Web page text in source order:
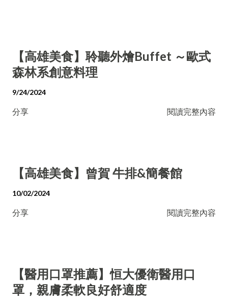
【高雄美食】聆聽外燴Buffet ～歐式
森林系創意料理
9/24/2024
分享 閱讀完整內容
【高雄美食】曾賀 牛排&簡餐館
10/02/2024
分享 閱讀完整內容
【醫用口罩推薦】恒大優衛醫用口
罩，親膚柔軟良好舒適度